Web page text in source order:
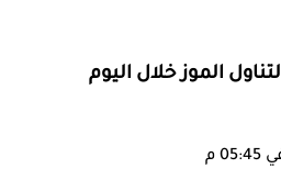
الموز خلال اليوم
م